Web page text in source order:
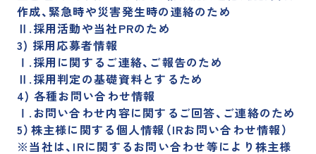
作成、緊急時や災害発生時の連絡のため
Ⅱ.採用活動や当社PRのため
3) 採用応募者情報
Ⅰ.採用に関するご連絡、ご報告のため
Ⅱ.採用判定の基礎資料とするため
4) 各種お問い合わせ情報
Ⅰ.お問い合わせ内容に関するご回答、ご連絡のため
5）株主様に関する個人情報（IRお問い合わせ情報）
※当社は、IRに関するお問い合わせ等により株主様